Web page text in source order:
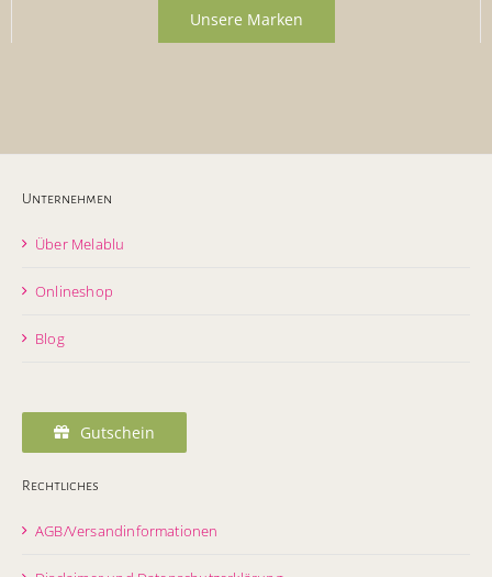
Unsere Marken
Unternehmen
Über Melablu
Onlineshop
Blog
Gutschein
Rechtliches
AGB/Versandinformationen